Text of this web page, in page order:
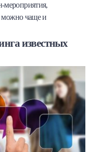
мероприятия,
можно чаще и
известных